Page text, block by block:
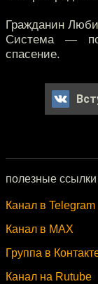
Гражданин
Система —
спасение.
полезные ссылки
Канал в Telegram
Канал в MAX
Группа в
Канал на Rutube